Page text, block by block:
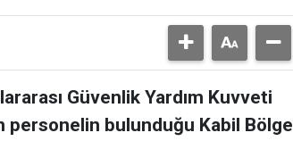
Güvenlik Yardım Kuvveti
personelin bulunduğu Kabil Bölge